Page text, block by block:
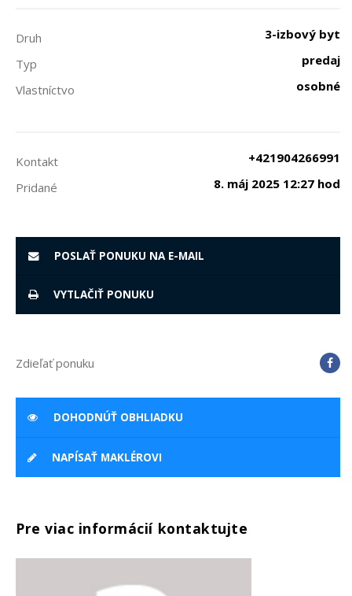
Druh
3-izbový byt
Typ
predaj
Vlastníctvo
osobné
Kontakt
+421904266991
Pridané
8. máj 2025 12:27 hod
POSLAŤ PONUKU NA E-MAIL
VYTLAČIŤ PONUKU
Zdieľať ponuku
DOHODNÚŤ OBHLIADKU
NAPÍSAŤ MAKLÉROVI
Pre viac informácií kontaktujte